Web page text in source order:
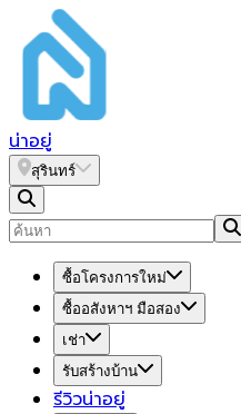
น่าอยู่
สุรินทร์
ซื้อโครงการใหม่
ซื้ออสังหาฯ มือสอง
เช่า
รับสร้างบ้าน
รีวิวน่าอยู่